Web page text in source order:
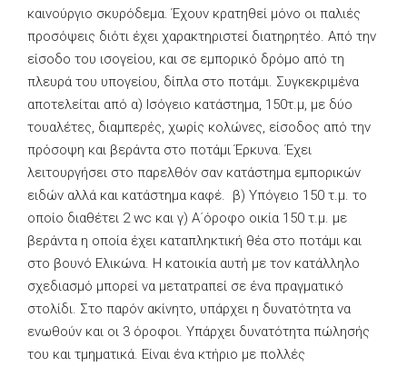
καινούργιο σκυρόδεμα. Έχουν κρατηθεί μόνο οι παλιές
προσόψεις διότι έχει χαρακτηριστεί διατηρητέο. Από την
είσοδο του ισογείου, και σε εμπορικό δρόμο από τη
πλευρά του υπογείου, δίπλα στο ποτάμι. Συγκεκριμένα
αποτελείται από α) Ισόγειο κατάστημα, 150τ.μ, με δύο
τουαλέτες, διαμπερές, χωρίς κολώνες, είσοδος από την
πρόσοψη και βεράντα στο ποτάμι Έρκυνα. Έχει
λειτουργήσει στο παρελθόν σαν κατάστημα εμπορικών
ειδών αλλά και κατάστημα καφέ. β) Υπόγειο 150 τ.μ. το
οποίο διαθέτει 2 wc και γ) Α΄όροφο οικία 150 τ.μ. με
βεράντα η οποία έχει καταπληκτική θέα στο ποτάμι και
στο βουνό Ελικώνα. Η κατοικία αυτή με τον κατάλληλο
σχεδιασμό μπορεί να μετατραπεί σε ένα πραγματικό
στολίδι. Στο παρόν ακίνητο, υπάρχει η δυνατότητα να
ενωθούν και οι 3 όροφοι. Υπάρχει δυνατότητα πώλησής
του και τμηματικά. Είναι ένα κτήριο με πολλές